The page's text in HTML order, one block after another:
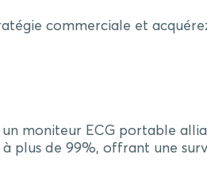
commerciale et
moniteur ECG portable
plus de 99%, offrant une